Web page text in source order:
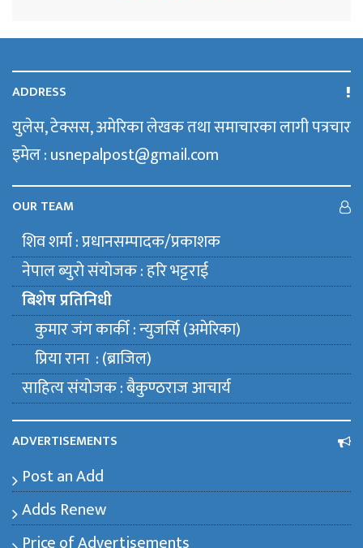
ADDRESS
युलेस, टेक्सस, अमेरिका लेखक तथा समाचारका लागी पत्रचार
इमेल : usnepalpost@gmail.com
OUR TEAM
शिव शर्मा : प्रधानसम्पादक/प्रकाशक
नेपाल ब्युराे संयाेजक : हरि भट्टराई
बिशेष प्रतिनिधी
कुमार जंग कार्की : न्युजर्सि (अमेरिका)
प्रिया राना : (ब्राजिल)
साहित्य संयाेजक : बैकुण्ठराज आचार्य
ADVERTISEMENTS
Post an Add
Adds Renew